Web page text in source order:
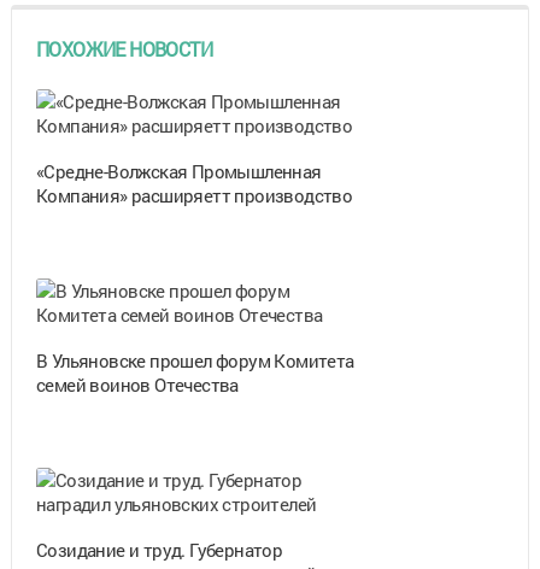
ПОХОЖИЕ НОВОСТИ
«Средне-Волжская Промышленная
Компания» расширяетт производство
В Ульяновске прошел форум Комитета
семей воинов Отечества
Созидание и труд. Губернатор